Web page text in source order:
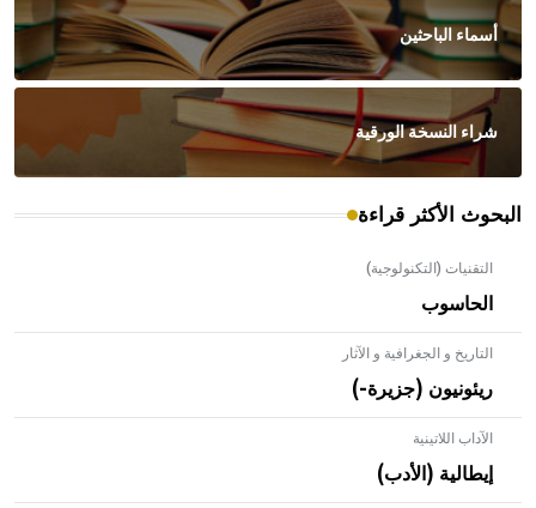
أسماء الباحثين
شراء النسخة الورقية
البحوث الأكثر قراءة
التقنيات (التكنولوجية)
الحاسوب
التاريخ و الجغرافية و الآثار
ريئونيون (جزيرة-)
الآداب اللاتينية
إيطالية (الأدب)